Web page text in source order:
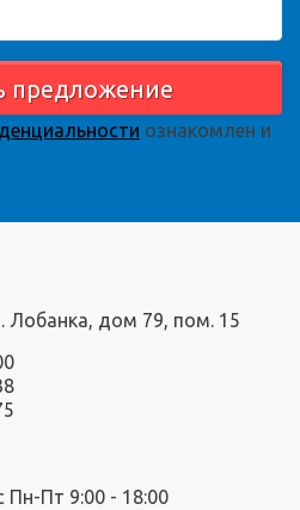
предложение
ознакомлен и
Лобанка, дом 79, пом. 15
Пн-Пт 9:00 - 18:00